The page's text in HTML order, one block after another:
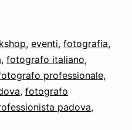
, eventi, fotografia,
, fotografo italiano,
professionale,
, fotografo
padova,